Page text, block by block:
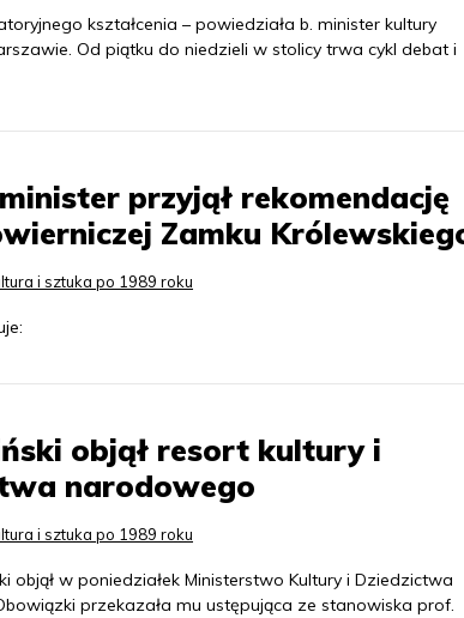
kształcenia – powiedziała b. minister kultury
Od piątku do niedzieli w stolicy trwa cykl debat i
przyjął rekomendację
Zamku
i sztuka po 1989 roku
objął resort kultury i
narodowego
i sztuka po 1989 roku
objął w poniedziałek Ministerstwo Kultury i Dziedzictwa
przekazała mu ustępująca ze stanowiska prof.